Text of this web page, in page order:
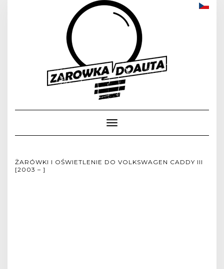
Toggle
Navigation
ŻARÓWKI I OŚWIETLENIE DO VOLKSWAGEN CADDY III
[2003 – ]